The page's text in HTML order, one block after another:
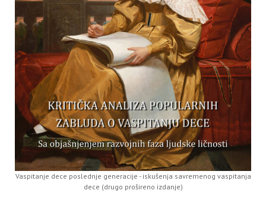
Vaspitanje dece poslednje generacije - iskušenja savremenog vaspitanja
dece (drugo prošireno izdanje)